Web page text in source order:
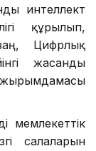
интеллект
құрылып,
Цифрлық
жасанды
мемлекеттік
салаларын